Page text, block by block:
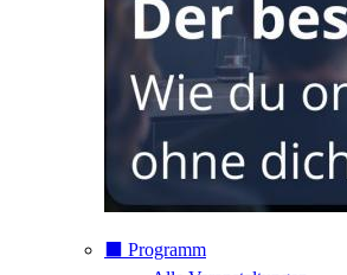
⬛️ Programm